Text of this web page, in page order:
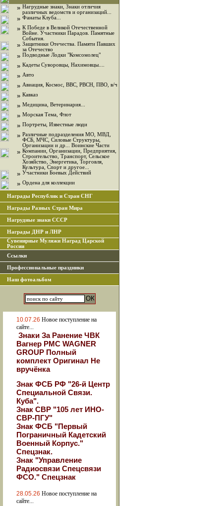
» Нагрудные знаки, Знаки отличия
различных ведомств и организаций...
» Фанаты Клуба...
» К Победе в Великой Отечественной
Войне. Участники Парадов. Памятные
События.
» Защитники Отечества. Памяти Павших
за Отечество
» Подводные Лодки "Комсомолец"
» Кадеты Суворовцы, Нахимовцы....
» Авто
» Авиация, Космос, ВВС, РВСН, ПВО, в/ч
» Кавказ
» Медицина, Ветеринария...
» Морская Тема, Флот
» Портреты, Известные люди
» Различные подразделения МО, МВД,
ФСБ, МЧС, Силовые Структуры,
Организации и др... Воинские Части
» Компании, Организации, Предприятия,
Строительство, Транспорт, Сельское
Хозяйство, Энергетика, Торговля,
Культура, Спорт и другое...
» Участники Боевых Действий
» Ордена для коллекции
Награды Республик и Стран СНГ
Награды Разных Стран Мира
Нагрудные знаки СССР
Награды ДНР и ЛНР
Сувенирные Муляжи Наград Царской
России
Ссылки
Профессиональные праздники
Наш фотоальбом
10.07.26 Новое поступление на
сайте...
Знаки За Ранение ЧВК
Вагнер РМС WAGNER
GROUP Полный
комплект Оригинал Не
вручёнка
Знак ФСБ РФ "26-й Центр
Специальной Связи.
Куба".
Знак СВР "105 лет ИНО-
СВР-ПГУ"
Знак ФСБ "Первый
Пограничный Кадетский
Военный Корпус."
Спецзнак.
Знак "Управление
Радиосвязи Спецсвязи
ФСО." Спецзнак
28.05.26 Новое поступление на
сайте...